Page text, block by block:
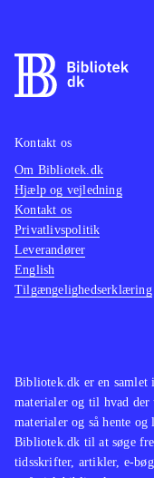
Bibliotek.dk er en samlet
materialer og til hvad
materialer og så hente
Bibliotek.dk til at søge
tidsskrifter, artikler, e-
Kontakt os
Om Bibliotek.dk
Hjælp og vejledning
Kontakt os
Privatlivspolitik
Leverandører
English
Tilgængelighedserklæring